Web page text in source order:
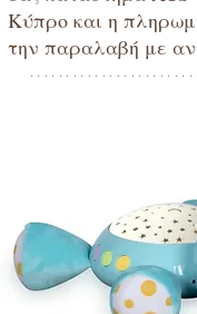
Κύπρο και η
την παραλαβή με